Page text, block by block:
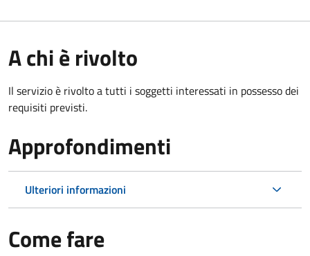
A chi è rivolto
Il servizio è rivolto a tutti i soggetti interessati in possesso dei
requisiti previsti.
Approfondimenti
Ulteriori informazioni
Come fare